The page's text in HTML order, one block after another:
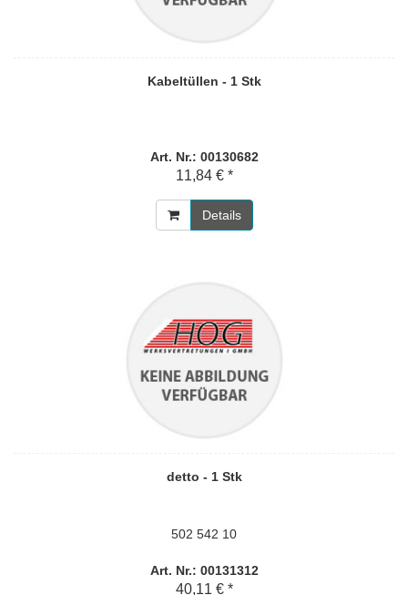
Kabeltüllen - 1 Stk
Art. Nr.: 00130682
11,84 € *
Details
detto - 1 Stk
502 542 10
Art. Nr.: 00131312
40,11 € *